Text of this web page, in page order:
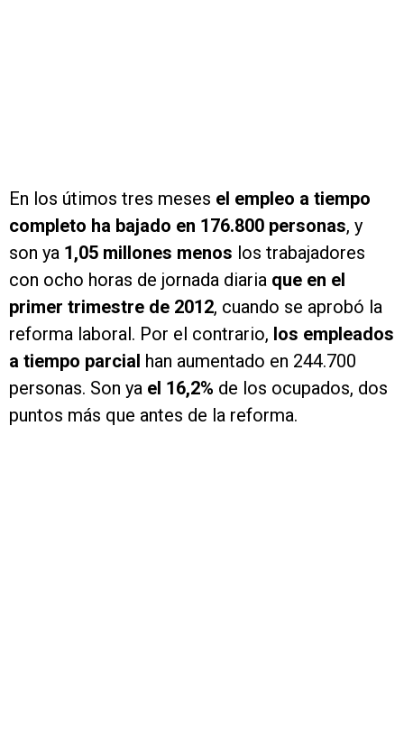
En los útimos tres meses el empleo a tiempo
completo ha bajado en 176.800 personas, y
son ya 1,05 millones menos los trabajadores
con ocho horas de jornada diaria que en el
primer trimestre de 2012, cuando se aprobó la
reforma laboral. Por el contrario, los empleados
a tiempo parcial han aumentado en 244.700
personas. Son ya el 16,2% de los ocupados, dos
puntos más que antes de la reforma.